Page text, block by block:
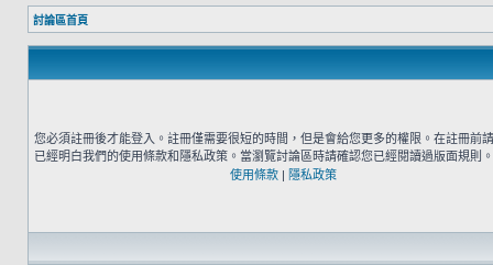
討論區首頁
您必須註冊後才能登入。註冊僅需要很短的時間，但是會給您更多的權限。在註冊前
已經明白我們的使用條款和隱私政策。當瀏覽討論區時請確認您已經閱讀過版面規則。
使用條款 | 隱私政策